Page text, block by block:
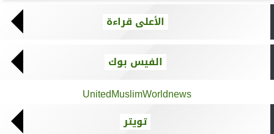
الأعلى قراءة
الفيس بوك
UnitedMuslimWorldnews
تويتر